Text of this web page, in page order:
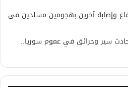
وإصابة آخرين بهجومين مسلحين في
و21 مصابا في 18 حادث سير وحرائق في عموم سوريا..